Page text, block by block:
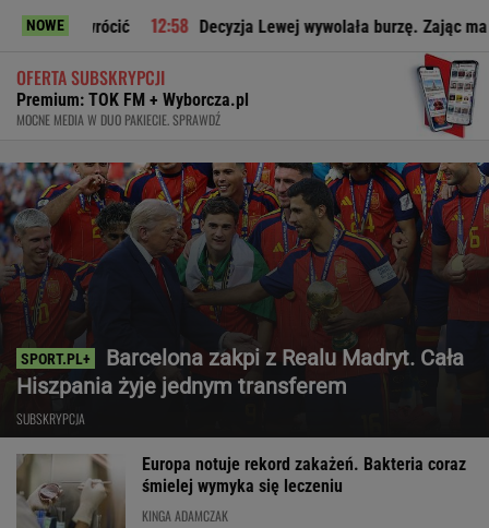
NOWE Decyzja Lewej wywolała burzę. Zając ma jasne zdanie o
OFERTA SUBSKRYPCJI
Premium: TOK FM + Wyborcza.pl
MOCNE MEDIA W DUO PAKIECIE. SPRAWDŹ
Barcelona zakpi z Realu Madryt. Cała
Hiszpania żyje jednym transferem
SUBSKRYPCJA
Europa notuje rekord zakażeń. Bakteria coraz
śmielej wymyka się leczeniu
KINGA ADAMCZAK